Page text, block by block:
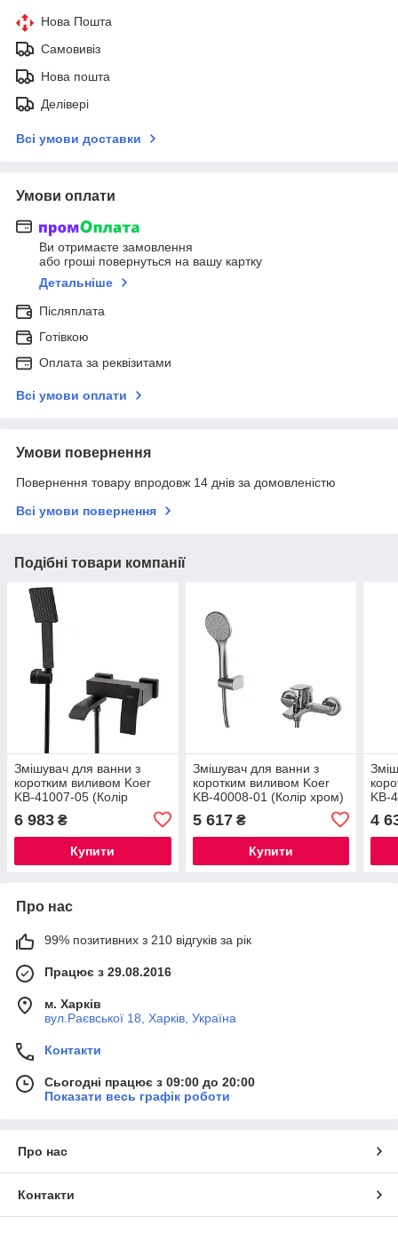
Нова Пошта
Самовивіз
Нова пошта
Делівері
Всі умови доставки
Умови оплати
Ви отримаєте замовлення
або гроші повернуться на вашу картку
Детальніше
Післяплата
Готівкою
Оплата за реквізитами
Всі умови оплати
Умови повернення
Повернення товару впродовж 14 днів за домовленістю
Всі умови повернення
Подібні товари компанії
Змішувач для ванни з
коротким виливом Koer
KB-41007-05 (Колір
6 983 ₴
Купити
Змішувач для ванни з
коротким виливом Koer
KB-40008-01 (Колір хром)
5 617₴
Купити
KB-
4
Про нас
99% позитивних з 210 відгуків за рік
Працює з 29.08.2016
м. Харків
вул.Раєвської 18, Харків, Україна
Контакти
Сьогодні працює з 09:00 до 20:00
Показати весь графік роботи
Про нас
Контакти